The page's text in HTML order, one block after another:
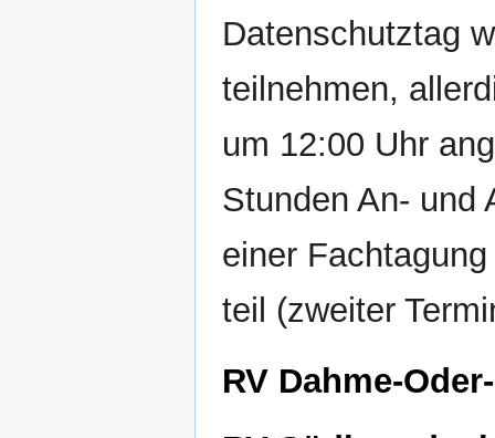
Datenschutztag
teilnehmen,
um 12:00 Uhr
Stunden An- und
einer
teil (zweiter
RV Dahme-